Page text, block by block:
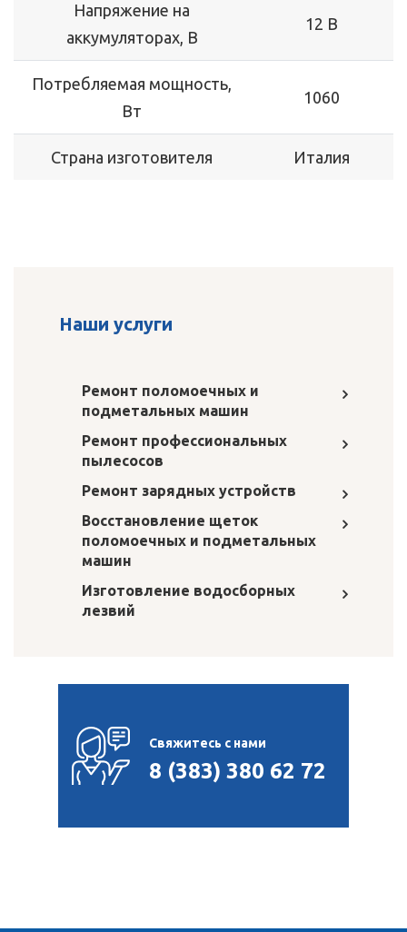
Напряжение на
аккумуляторах, В
12 В
Потребляемая мощность,
Вт
1060
Страна изготовителя Италия
Наши услуги
Ремонт поломоечных и
подметальных машин
Ремонт профессиональных
пылесосов
Ремонт зарядных устройств
Восстановление щеток
поломоечных и подметальных
машин
Изготовление водосборных
лезвий
Свяжитесь с нами
8 (383) 380 62 72